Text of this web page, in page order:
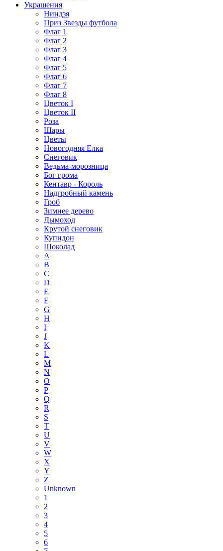
Украшения
Ниндзя
Приз Звезды футбола
Флаг 1
Флаг 2
Флаг 3
Флаг 4
Флаг 5
Флаг 6
Флаг 7
Флаг 8
Цветок I
Цветок II
Роза
Шары
Цветы
Новогодняя Елка
Снеговик
Ведьма-морозница
Бог грома
Кентавр - Король
Надгробный камень
Гроб
Зимнее дерево
Дымоход
Крутой снеговик
Купидон
Шоколад
A
B
C
D
E
F
G
H
I
J
K
L
M
N
O
P
Q
R
S
T
U
V
W
X
Y
Z
Unknown
1
2
3
4
5
6